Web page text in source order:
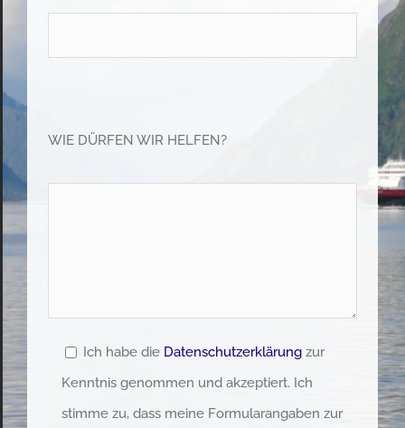
WIE DÜRFEN WIR HELFEN?
Ich habe die Datenschutzerklärung zur
Kenntnis genommen und akzeptiert. Ich
stimme zu, dass meine Formularangaben zur